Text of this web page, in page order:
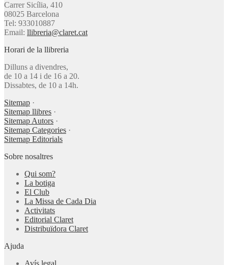
Carrer Sicília, 410
08025 Barcelona
Tel: 933010887
Email: llibreria@claret.cat
Horari de la llibreria
Dilluns a divendres,
de 10 a 14 i de 16 a 20.
Dissabtes, de 10 a 14h.
Sitemap ·
Sitemap llibres ·
Sitemap Autors ·
Sitemap Categories ·
Sitemap Editorials
Sobre nosaltres
Qui som?
La botiga
El Club
La Missa de Cada Dia
Activitats
Editorial Claret
Distribuïdora Claret
Ajuda